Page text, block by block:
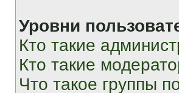
Уровни
Кто такие
Кто такие
Что такое группы